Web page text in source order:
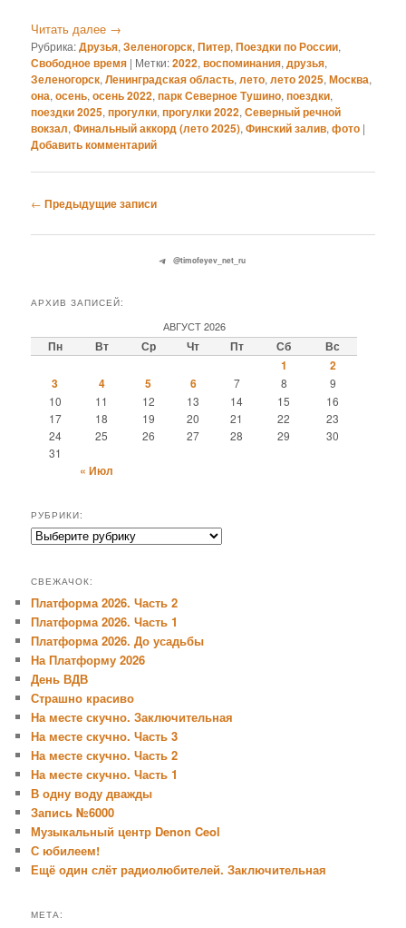
Читать далее →
Рубрика:Друзья,Зеленогорск,Питер,Поездки по России,
Свободное время | Метки:2022,воспоминания,друзья,
Зеленогорск,Ленинградская область,лето,лето 2025,Москва,
она,осень,осень 2022,парк Северное Тушино,поездки,
поездки 2025,прогулки,прогулки 2022,Северный речной
вокзал,Финальный аккорд (лето 2025),Финский залив,фото |
Добавить комментарий
Навигация
записям
← Предыдущие записи
@timofeyev_net_ru
АРХИВ ЗАПИСЕЙ:
АВГУСТ 2026
Пн Вт Ср Чт Пт Сб
Вс
1
2
3
4 5 6 7 8
9
10
11 12 13 14 15
16
17
18 19 20 21 22
23
24
25 26 27 28 29
30
31
« Июл
РУБРИКИ:
Рубрики:
СВЕЖАЧОК:
Платформа 2026. Часть 2
Платформа 2026. Часть 1
Платформа 2026. До усадьбы
На Платформу 2026
День ВДВ
Страшно красиво
На месте скучно. Заключительная
На месте скучно. Часть 3
На месте скучно. Часть 2
На месте скучно. Часть 1
В одну воду дважды
Запись №6000
Музыкальный центр Denon Ceol
С юбилеем!
Ещё один слёт радиолюбителей. Заключительная
МЕТА: